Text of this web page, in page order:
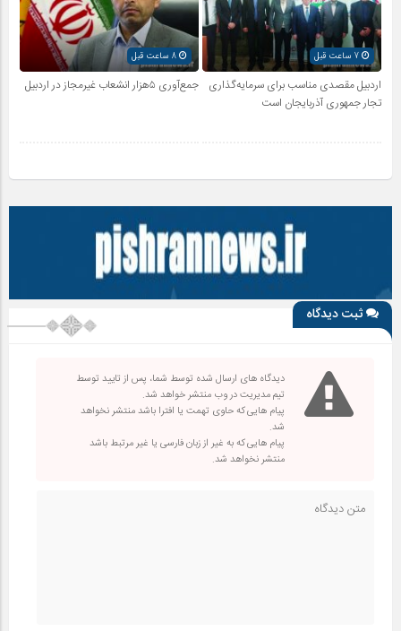
7 ساعت قبل
اردبیل مقصدی مناسب برای سرمایه‌گذاری
تجار جمهوری آذربایجان است
جمع‌آوری ۵هزار انشعاب غیرمجاز در اردبیل
ثبت دیدگاه
دیدگاه های ارسال شده توسط شما، پس از تایید توسط
تیم مدیریت در وب منتشر خواهد شد.
پیام هایی که حاوی تهمت یا افترا باشد منتشر نخواهد
شد.
پیام هایی که به غیر از زبان فارسی یا غیر مرتبط باشد
منتشر نخواهد شد.